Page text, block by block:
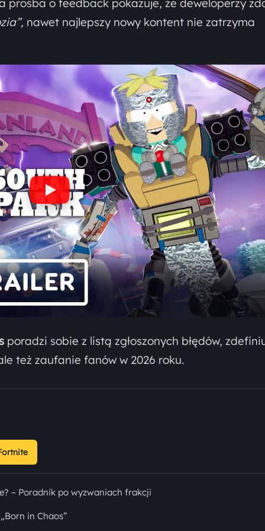
prośba o feedback pokazuje, że deweloperzy
nawet najlepszy nowy kontent nie zatrzyma
poradzi sobie z listą zgłoszonych błędów,
też zaufanie fanów w 2026 roku.
– Poradnik po wyzwaniach frakcji
in Chaos”